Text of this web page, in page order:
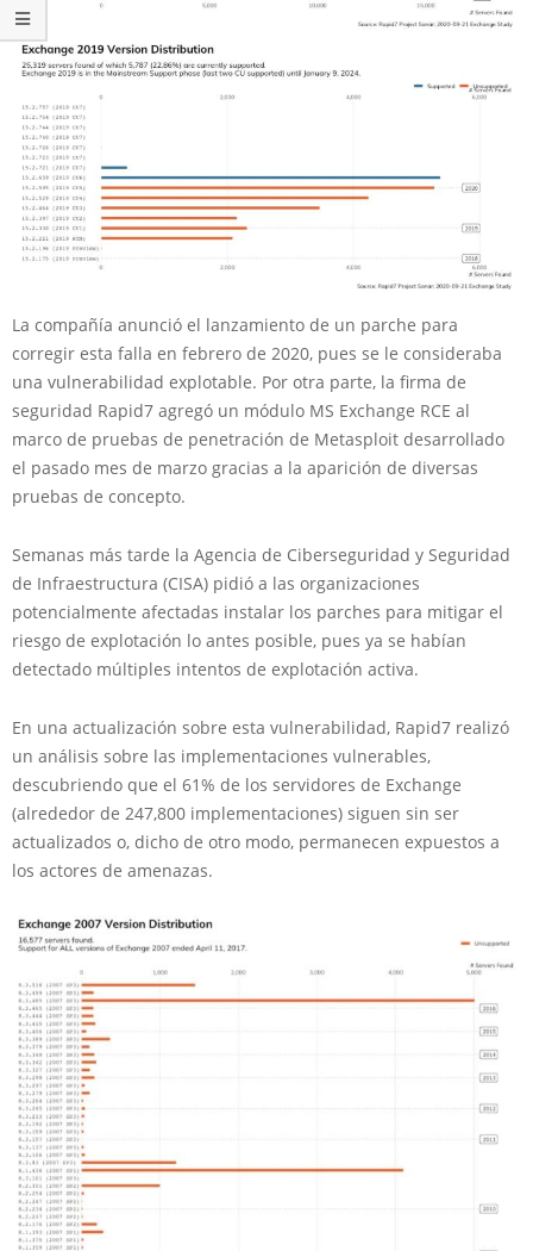
La compañía anunció el lanzamiento de un parche para
corregir esta falla en febrero de 2020, pues se le consideraba
una vulnerabilidad explotable. Por otra parte, la firma de
seguridad Rapid7 agregó un módulo MS Exchange RCE al
marco de pruebas de penetración de Metasploit desarrollado
el pasado mes de marzo gracias a la aparición de diversas
pruebas de concepto.
Semanas más tarde la Agencia de Ciberseguridad y Seguridad
de Infraestructura (CISA) pidió a las organizaciones
potencialmente afectadas instalar los parches para mitigar el
riesgo de explotación lo antes posible, pues ya se habían
detectado múltiples intentos de explotación activa.
En una actualización sobre esta vulnerabilidad, Rapid7 realizó
un análisis sobre las implementaciones vulnerables,
descubriendo que el 61% de los servidores de Exchange
(alrededor de 247,800 implementaciones) siguen sin ser
actualizados o, dicho de otro modo, permanecen expuestos a
los actores de amenazas.